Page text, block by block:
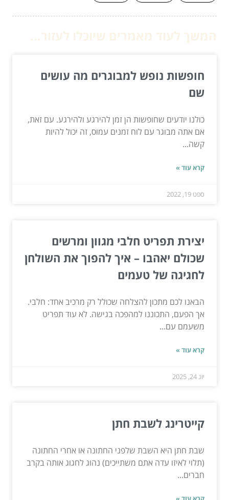
חופשות נופש למבוגרים מה עושים
שם
כולנו יודעים שחופשות הן זמן להירגע ולהירגע. עם זאת,
אם אתה מבוגר עם לוח זמנים עמוס, זה יכול להיות
קשה...
קרא עוד »
ספט 19, 2022
יצירת תפריט חלבי מגוון ומרשים
שכולם יאהבו – איך להפוך את השולחן
לחגיגה של טעמים
הבאנו לכם מתכון להצלחה שכולל רק מרכיב אחד: חלבי.
אך הפעם, התכוננו למהפכה בגישה. לא עוד תפריט
משעמם עם...
קרא עוד »
יונ 24, 2025
‫קייטרינג לשבת חתן‬
שבת חתן היא השבת שלפני החתונה או אחרי החתונה
(תלוי לאיזו עדה אתם משתייכים) נהוג לחגוג אותה בקרב
חברים...